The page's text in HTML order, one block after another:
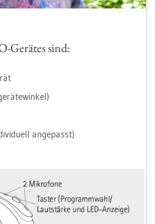
Ge­rä­tes sind:
an­ge­passt)